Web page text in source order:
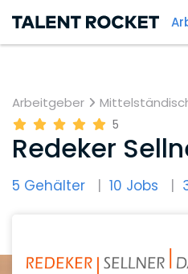
Arbeitgeber
5
Redeker
5 Gehälter 10 Jobs